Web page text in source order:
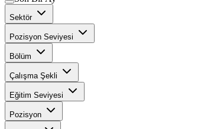
Sektör
Pozisyon Seviyesi
Bölüm
Çalışma Şekli
Eğitim Seviyesi
Pozisyon